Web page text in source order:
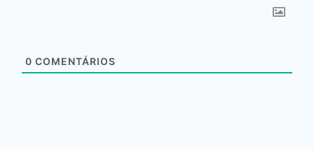
0 COMENTÁRIOS